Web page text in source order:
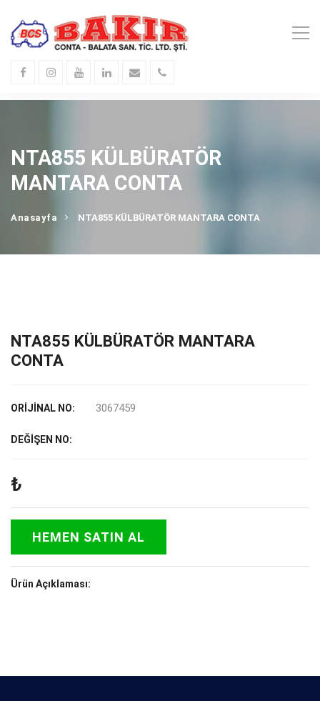
NTA855 KÜLBÜRATÖR
MANTARA CONTA
Anasayfa NTA855 KÜLBÜRATÖR MANTARA CONTA
NTA855 KÜLBÜRATÖR MANTARA
CONTA
ORİJİNAL NO: 3067459
DEĞİŞEN NO:
₺
HEMEN SATIN AL
Ürün Açıklaması: